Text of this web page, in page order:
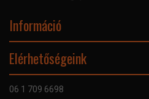
Információ
Bankkártyás fizetés
Elérhetőségeink
06 1 709 6698